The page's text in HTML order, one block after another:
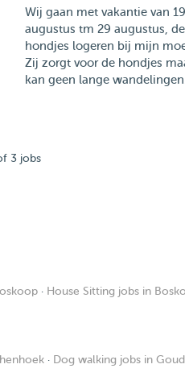
Wij gaan met vakantie van 19
augustus tm 29 augustus, de
hondjes logeren bij mijn
Zij zorgt voor de hondjes
kan geen lange
3 jobs
· House Sitting jobs in
· Dog walking jobs in